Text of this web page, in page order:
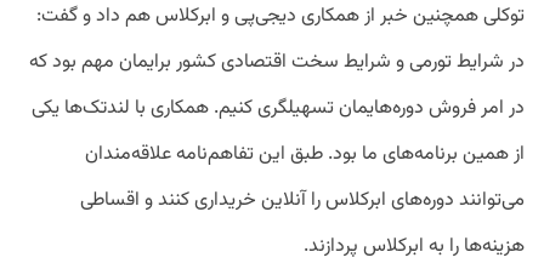
توکلی همچنین خبر از همکاری دیجی‌پی و ابرکلاس هم داد و گفت:
در شرایط تورمی و شرایط سخت اقتصادی کشور برایمان مهم بود که
در امر فروش دوره‌هایمان تسهیلگری کنیم. همکاری با لندتک‌ها یکی
از همین برنامه‌های ما بود. طبق این تفاهم‌نامه علاقه‌مندان
می‌توانند دوره‌های ابرکلاس را آنلاین خریداری کنند و اقساطی
هزینه‌ها را به ابرکلاس پردازند.